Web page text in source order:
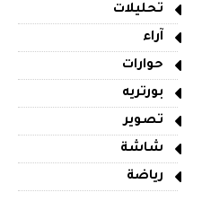
تحليلات
آراء
حوارات
بورتريه
تصوير
شاشة
رياضة